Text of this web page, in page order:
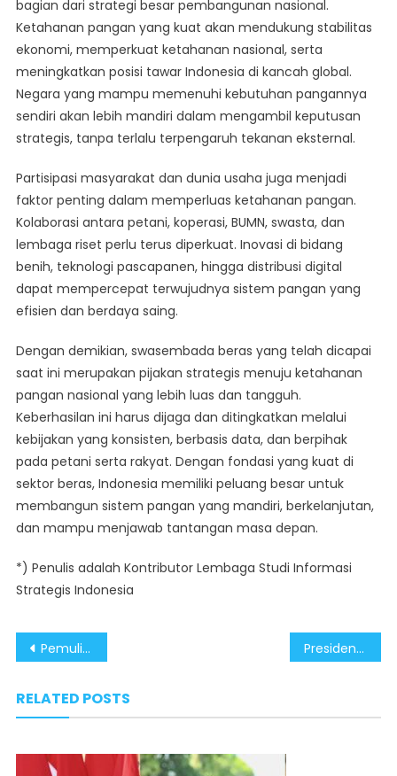
bagian dari strategi besar pembangunan nasional.
Ketahanan pangan yang kuat akan mendukung stabilitas
ekonomi, memperkuat ketahanan nasional, serta
meningkatkan posisi tawar Indonesia di kancah global.
Negara yang mampu memenuhi kebutuhan pangannya
sendiri akan lebih mandiri dalam mengambil keputusan
strategis, tanpa terlalu terpengaruh tekanan eksternal.
Partisipasi masyarakat dan dunia usaha juga menjadi
faktor penting dalam memperluas ketahanan pangan.
Kolaborasi antara petani, koperasi, BUMN, swasta, dan
lembaga riset perlu terus diperkuat. Inovasi di bidang
benih, teknologi pascapanen, hingga distribusi digital
dapat mempercepat terwujudnya sistem pangan yang
efisien dan berdaya saing.
Dengan demikian, swasembada beras yang telah dicapai
saat ini merupakan pijakan strategis menuju ketahanan
pangan nasional yang lebih luas dan tangguh.
Keberhasilan ini harus dijaga dan ditingkatkan melalui
kebijakan yang konsisten, berbasis data, dan berpihak
pada petani serta rakyat. Dengan fondasi yang kuat di
sektor beras, Indonesia memiliki peluang besar untuk
membangun sistem pangan yang mandiri, berkelanjutan,
dan mampu menjawab tantangan masa depan.
*) Penulis adalah Kontributor Lembaga Studi Informasi
Strategis Indonesia
Post
Pemulihan Pascabanjir di Aceh Tamiang Berjalan Cepat, Warga Tegaskan Tolak Upaya Provokasi Kelompok GAM Presiden Prabowo Tegaskan Swasembada Pangan Kunci Kedaulatan Nasional, Dorong Ketahanan Bangsa
RELATED POSTS